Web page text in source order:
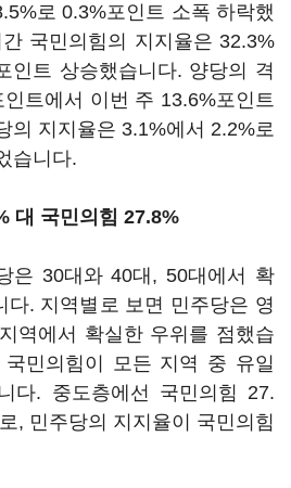
로 0.3%포인트 소폭 하락했
국민의힘의 지지율은 32.3%
인트 상승했습니다. 양당의 격
트에서 이번 주 13.6%포인트
의 지지율은 3.1%에서 2.2%로
습니다.
대 국민의힘 27.8%
은 30대와 40대, 50대에서 확
다. 지역별로 보면 민주당은 영
역에서 확실한 우위를 점했습
국민의힘이 모든 지역 중 유일
다. 중도층에선 국민의힘 27.
, 민주당의 지지율이 국민의힘